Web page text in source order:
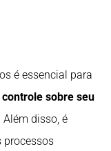
é essencial para
sobre seu
Além disso, é
processos